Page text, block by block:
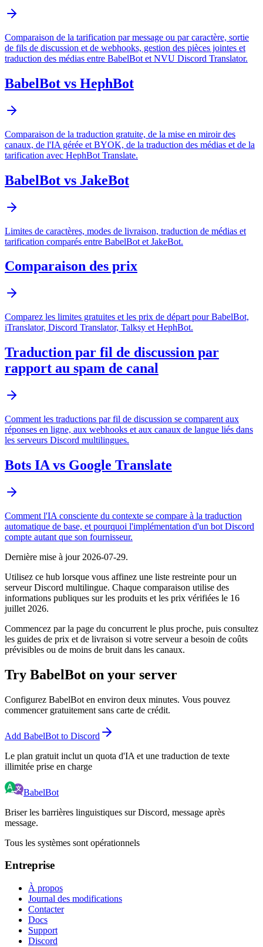
Comparaison de la tarification par message ou par caractère, sortie
de fils de discussion et de webhooks, gestion des pièces jointes et
traduction des médias entre BabelBot et NVU Discord Translator.
BabelBot vs HephBot
Comparaison de la traduction gratuite, de la mise en miroir des
canaux, de l'IA gérée et BYOK, de la traduction des médias et de la
tarification avec HephBot Translate.
BabelBot vs JakeBot
Limites de caractères, modes de livraison, traduction de médias et
tarification comparés entre BabelBot et JakeBot.
Comparaison des prix
Comparez les limites gratuites et les prix de départ pour BabelBot,
iTranslator, Discord Translator, Talksy et HephBot.
Traduction par fil de discussion par
rapport au spam de canal
Comment les traductions par fil de discussion se comparent aux
réponses en ligne, aux webhooks et aux canaux de langue liés dans
les serveurs Discord multilingues.
Bots IA vs Google Translate
Comment l'IA consciente du contexte se compare à la traduction
automatique de base, et pourquoi l'implémentation d'un bot Discord
compte autant que son fournisseur.
Dernière mise à jour 2026-07-29.
Utilisez ce hub lorsque vous affinez une liste restreinte pour un
serveur Discord multilingue. Chaque comparaison utilise des
informations publiques sur les produits et les prix vérifiées le 16
juillet 2026.
Commencez par la page du concurrent le plus proche, puis consultez
les guides de prix et de livraison si votre serveur a besoin de coûts
prévisibles ou de moins de bruit dans les canaux.
Try BabelBot on your server
Configurez BabelBot en environ deux minutes. Vous pouvez
commencer gratuitement sans carte de crédit.
Add BabelBot to Discord
Le plan gratuit inclut un quota d'IA et une traduction de texte
illimitée prise en charge
BabelBot
Briser les barrières linguistiques sur Discord, message après
message.
Tous les systèmes sont opérationnels
Entreprise
À propos
Journal des modifications
Contacter
Docs
Support
Discord